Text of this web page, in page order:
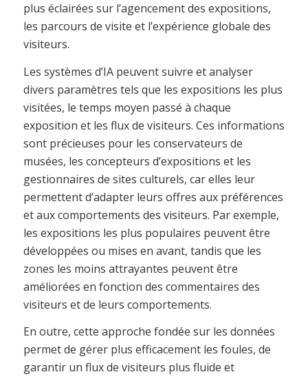
plus éclairées sur l’agencement des expositions,
les parcours de visite et l’expérience globale des
visiteurs.
Les systèmes d’IA peuvent suivre et analyser
divers paramètres tels que les expositions les plus
visitées, le temps moyen passé à chaque
exposition et les flux de visiteurs. Ces informations
sont précieuses pour les conservateurs de
musées, les concepteurs d’expositions et les
gestionnaires de sites culturels, car elles leur
permettent d’adapter leurs offres aux préférences
et aux comportements des visiteurs. Par exemple,
les expositions les plus populaires peuvent être
développées ou mises en avant, tandis que les
zones les moins attrayantes peuvent être
améliorées en fonction des commentaires des
visiteurs et de leurs comportements.
En outre, cette approche fondée sur les données
permet de gérer plus efficacement les foules, de
garantir un flux de visiteurs plus fluide et